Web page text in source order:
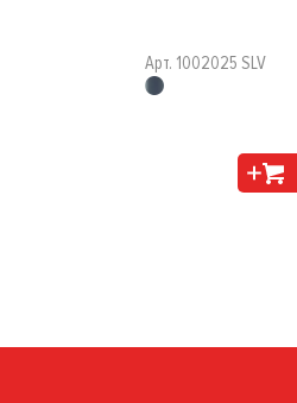
Арт. 1002025 SLV